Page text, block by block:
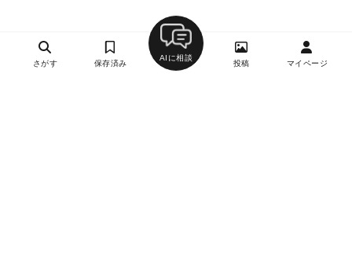
さがす 保存済み
AIに相談
投稿 マイページ